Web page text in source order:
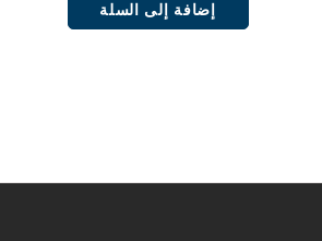
إضافة إلى السلة